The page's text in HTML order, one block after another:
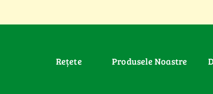
Rețete Produsele Noastre